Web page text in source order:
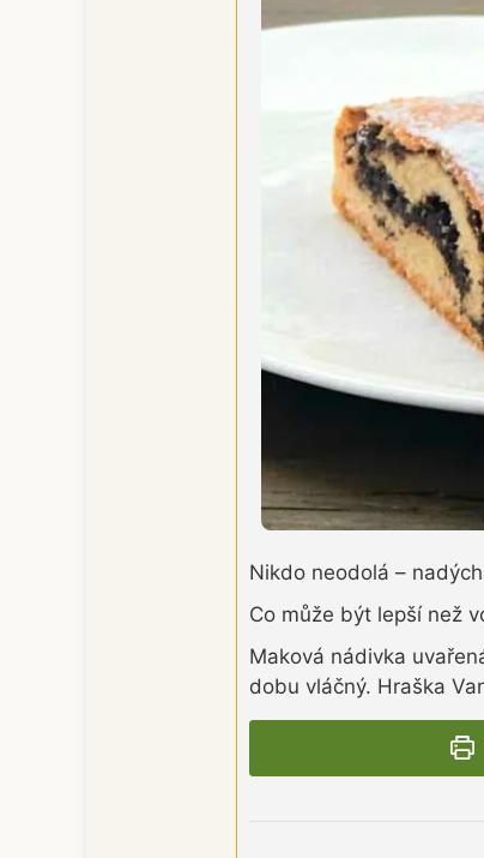
Nikdo neodolá –
Co může být lepší než
Maková nádivka
dobu vláčný. Hraška